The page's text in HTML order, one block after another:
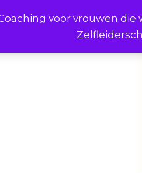
voor vrouwen
Contact